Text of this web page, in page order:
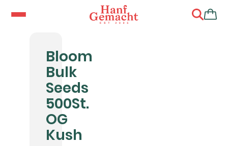
Bloom
Bulk
Seeds
500St.
OG
Kush